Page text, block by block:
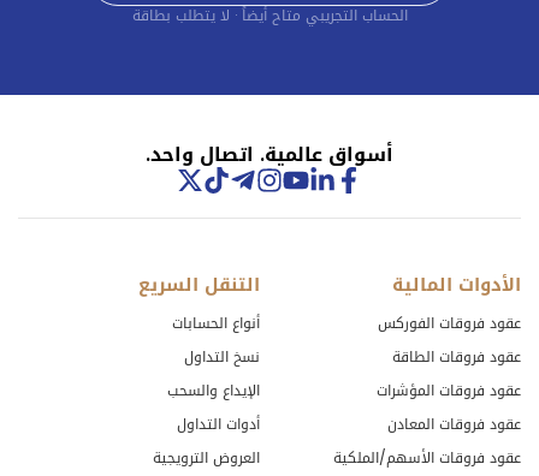
الحساب التجريبي متاح أيضاً · لا يتطلب بطاقة
أسواق عالمية. اتصال واحد.
الأدوات المالية
عقود فروقات الفوركس
عقود فروقات الطاقة
عقود فروقات المؤشرات
عقود فروقات المعادن
عقود فروقات الأسهم/الملكية
التنقل السريع
أنواع الحسابات
نسخ التداول
الإيداع والسحب
أدوات التداول
العروض الترويجية